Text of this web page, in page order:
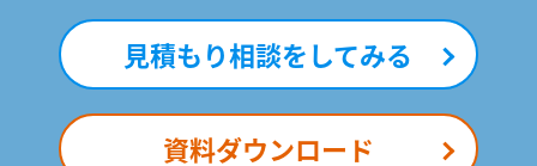
見積もり相談をしてみる
資料ダウンロード